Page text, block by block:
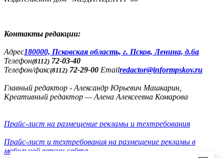
Контакты редакции:
Адреc180000, Псковская область, г. Псков, Ленина, д.6а
Телефон(8112) 72-03-40
Телефон/факс(8112) 72-29-00 Emailredactor@informpskov.ru
Главный редактор - Александр Юрьевич Машкарин,
Креативный редактор — Алена Алексеевна Комарова
Прайс-лист на размещение рекламы и техтребования
Прайс-лист и техтребования на размещение рекламы в
мобильной версии сайта